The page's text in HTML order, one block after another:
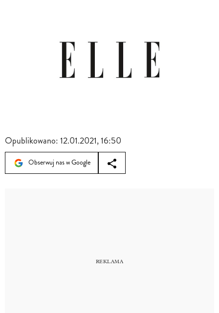
Opublikowano:12.01.2021, 16:50
Obserwuj nas w Google